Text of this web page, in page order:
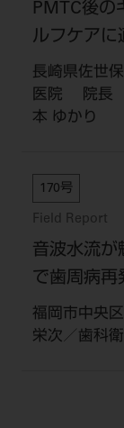
PMTC後の
ルフケアに
長崎県佐世
医院 院長
本 ゆかり
170号
Field Report
音波水流が
で歯周病再
福岡市中央
栄次／歯科